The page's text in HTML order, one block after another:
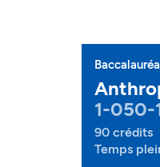
1-050-
90 crédits
Temps